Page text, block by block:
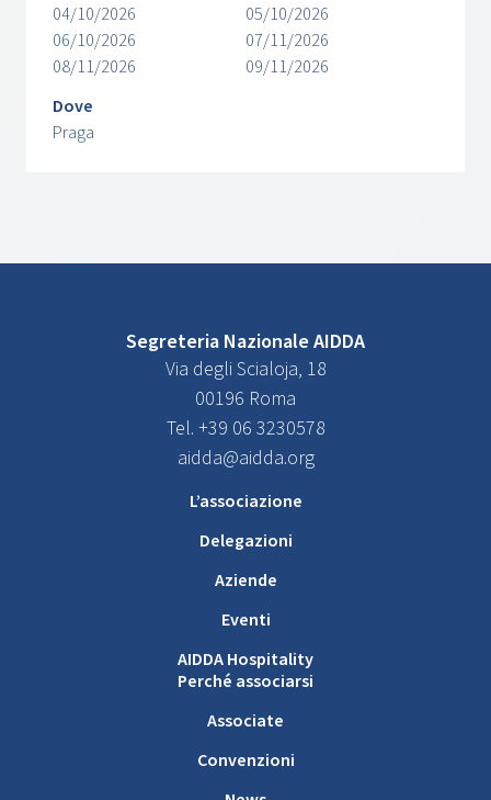
04/10/2026
05/10/2026
06/10/2026
07/11/2026
08/11/2026
09/11/2026
Dove
Praga
Segreteria Nazionale AIDDA
Via degli Scialoja, 18
00196 Roma
Tel. +39 06 3230578
aidda@aidda.org
L’associazione
Delegazioni
Aziende
Eventi
AIDDA Hospitality
Perché associarsi
Associate
Convenzioni